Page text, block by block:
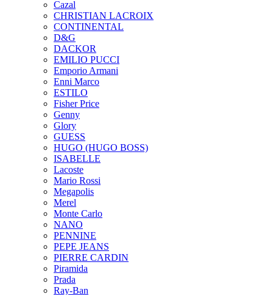
Cazal
CHRISTIAN LACROIX
CONTINENTAL
D&G
DACKOR
EMILIO PUCCI
Emporio Armani
Enni Marco
ESTILO
Fisher Price
Genny
Glory
GUESS
HUGO (HUGO BOSS)
ISABELLE
Lacoste
Mario Rossi
Megapolis
Merel
Monte Carlo
NANO
PENNINE
PEPE JEANS
PIERRE CARDIN
Piramida
Prada
Ray-Ban